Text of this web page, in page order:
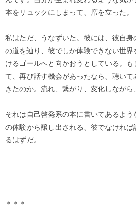
本をリュックにしまって、席を立った。
私はただ、うなずいた。彼には、彼自身
の道を辿り、彼でしか体験できない世
けるゴールへと向かおうとしている。
て、再び話す機会があったなら、聴い
きたのか。流れ、繋がり、変化しながら
それは自己啓発系の本に書いてあるよ
の体験から醸し出される、彼でなけれ
るはずだ。
＊＊＊